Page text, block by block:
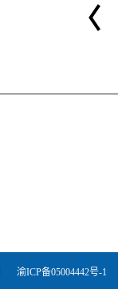
渝ICP备05004442号-1